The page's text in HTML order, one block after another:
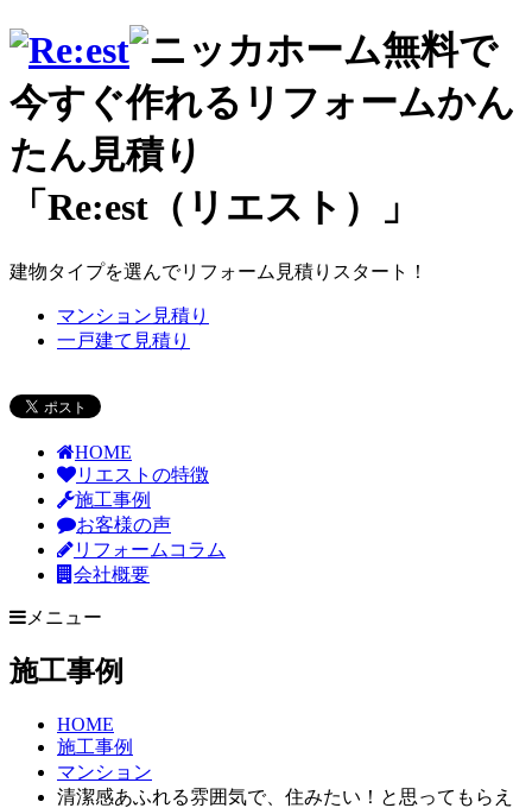
無料で
今すぐ作れるリフォームかん
たん見積り
「Re:est（リエスト）」
建物タイプを選んでリフォーム見積りスタート！
マンション見積り
一戸建て見積り
HOME
リエストの特徴
施工事例
お客様の声
リフォームコラム
会社概要
メニュー
施工事例
HOME
施工事例
マンション
清潔感あふれる雰囲気で、住みたい！と思ってもらえ